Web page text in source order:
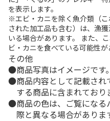
を表示します。
※エビ・カニを除く魚介類（
された加工品も含む）は、漁
いる場合があります。 また、
ビ・カニを食べている可能性が
その他
商品写真はイメージです。
商品内容として記載さ
する商品に含まれており
商品の色は、ご覧にな
際と異なる場合がありま